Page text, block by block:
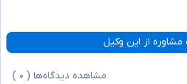
مشاوره از این وکیل
مشاهده دیدگاه‌ها ( ۰